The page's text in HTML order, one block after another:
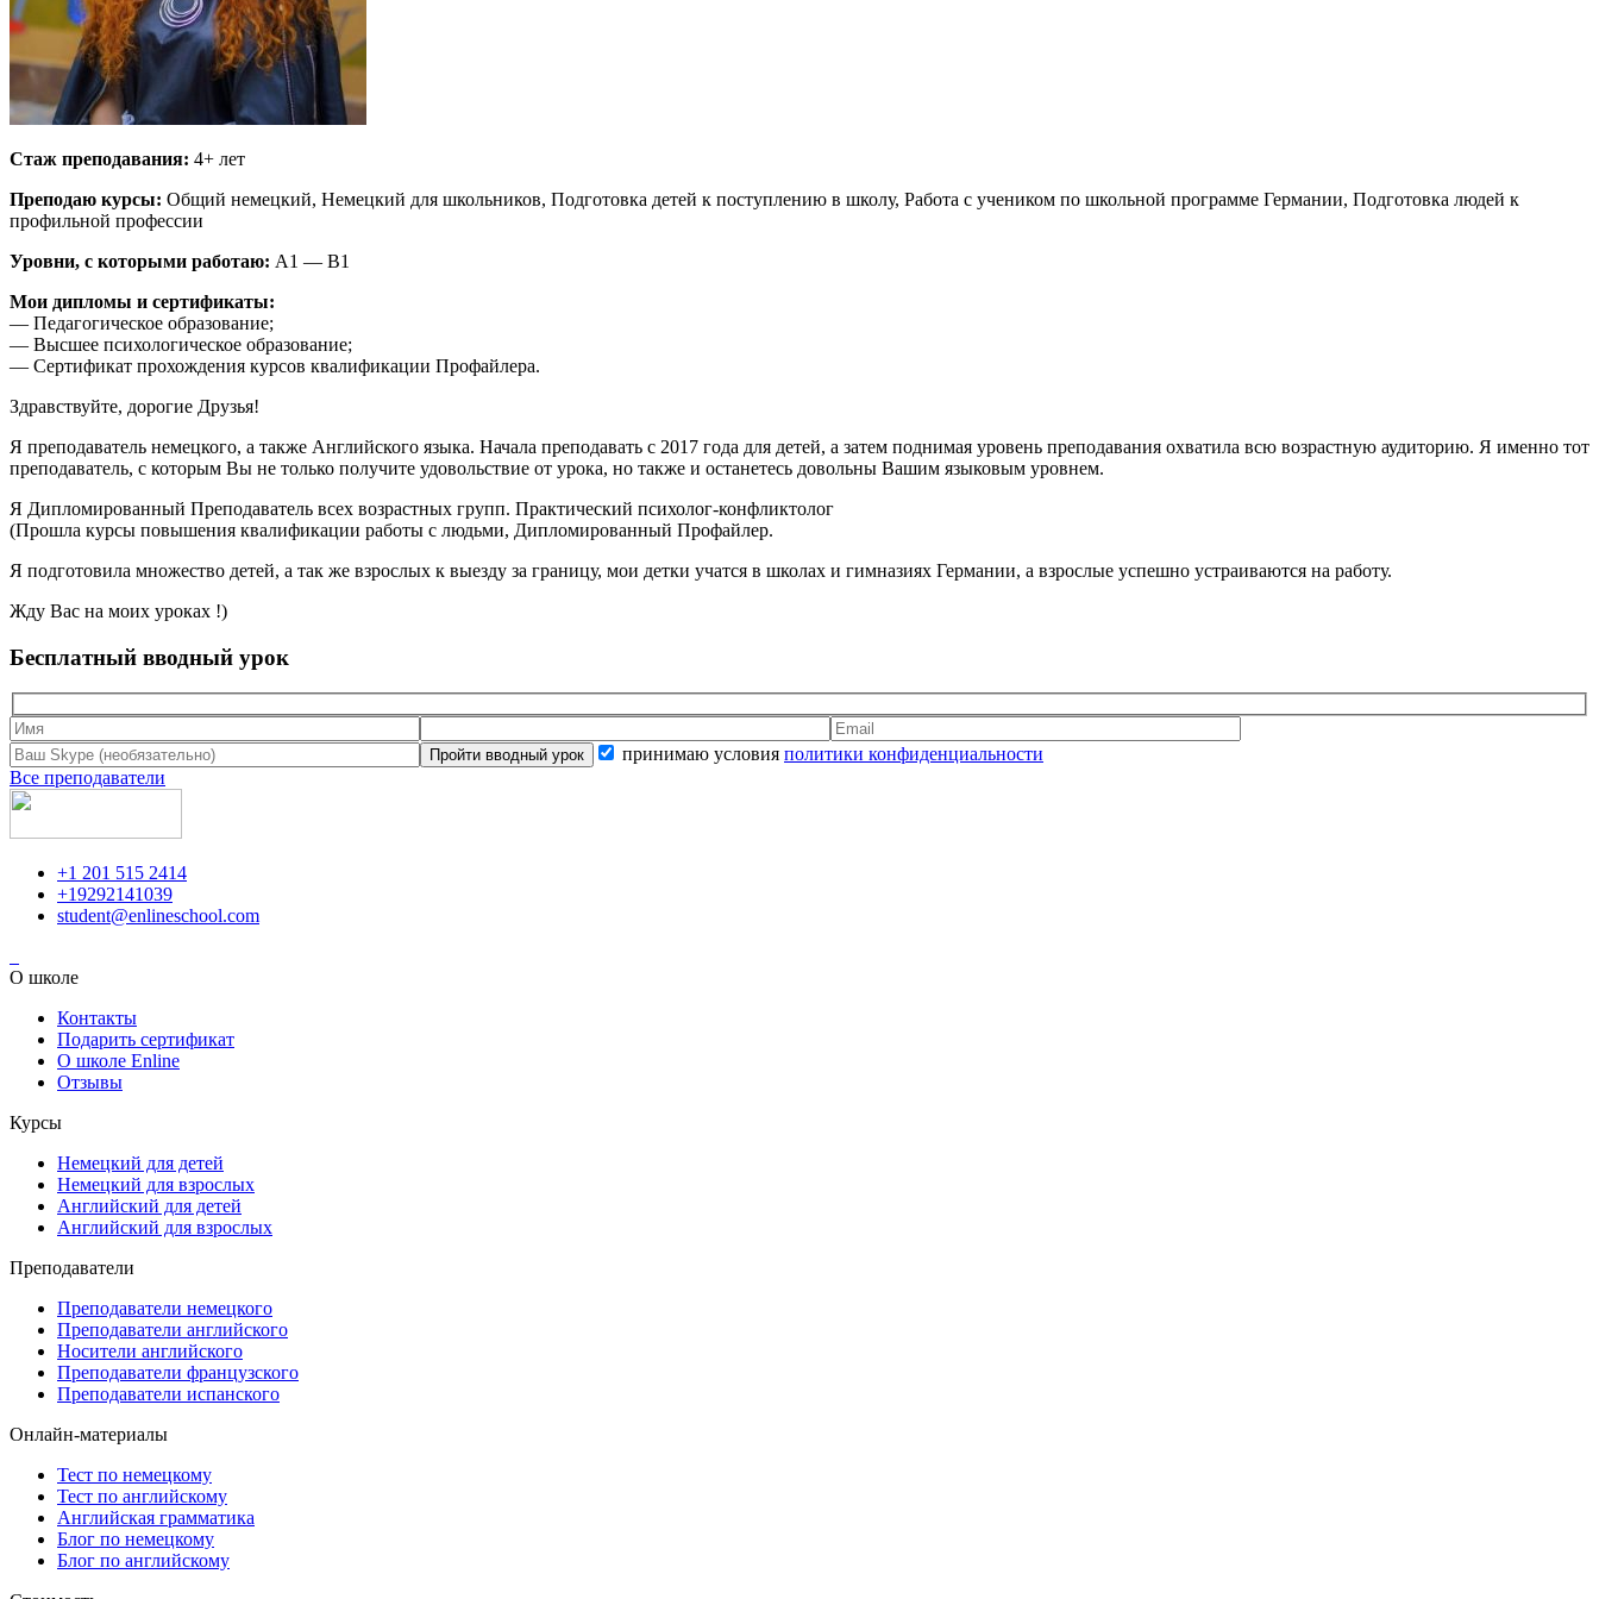
Стаж преподавания: 4+ лет
Преподаю курсы: Общий немецкий, Немецкий для школьников, Подготовка детей к поступлению в школу, Работа с учеником по школьной программе Германии, Подготовка людей к
профильной профессии
Уровни, с которыми работаю: A1 — B1
Мои дипломы и сертификаты:
— Педагогическое образование;
— Высшее психологическое образование;
— Сертификат прохождения курсов квалификации Профайлера.
Здравствуйте, дорогие Друзья!
Я преподаватель немецкого, а также Английского языка. Начала преподавать с 2017 года для детей, а затем поднимая уровень преподавания охватила всю возрастную аудиторию. Я именно тот
преподаватель, с которым Вы не только получите удовольствие от урока, но также и останетесь довольны Вашим языковым уровнем.
Я Дипломированный Преподаватель всех возрастных групп. Практический психолог-конфликтолог
(Прошла курсы повышения квалификации работы с людьми, Дипломированный Профайлер.
Я подготовила множество детей, а так же взрослых к выезду за границу, мои детки учатся в школах и гимназиях Германии, а взрослые успешно устраиваются на работу.
Жду Вас на моих уроках !)
Бесплатный вводный урок
принимаю условия политики конфиденциальности
Все преподаватели
+1 201 515 2414
+19292141039
student@enlineschool.com
О школе
Контакты
Подарить сертификат
О школе Enline
Отзывы
Курсы
Немецкий для детей
Немецкий для взрослых
Английский для детей
Английский для взрослых
Преподаватели
Преподаватели немецкого
Преподаватели английского
Носители английского
Преподаватели французского
Преподаватели испанского
Онлайн-материалы
Тест по немецкому
Тест по английскому
Английская грамматика
Блог по немецкому
Блог по английскому